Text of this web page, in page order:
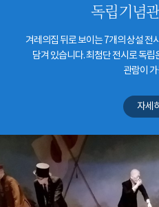
독립기념
겨레의집 뒤로 보이는 7개의 상설 전
담겨 있습니다. 최첨단 전시로 독
관람이
자세